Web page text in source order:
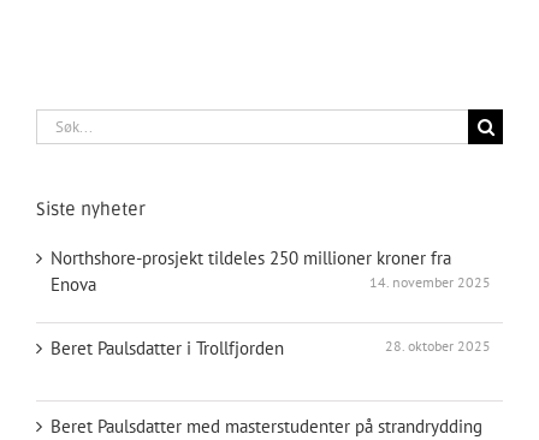
Søk
etter:
Siste nyheter
Northshore-prosjekt tildeles 250 millioner kroner fra
Enova
14. november 2025
Beret Paulsdatter i Trollfjorden 28. oktober 2025
Beret Paulsdatter med masterstudenter på strandrydding